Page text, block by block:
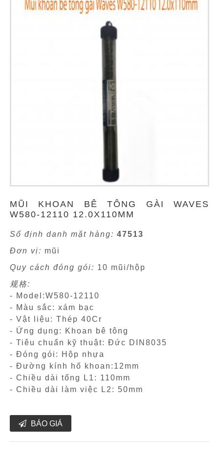
MŨI KHOAN BÊ TÔNG GÀI WAVES
W580-12110 12.0X110MM
Số định danh mặt hàng: 47513
Đơn vị: mũi
Quy cách đóng gói: 10 mũi/hộp
规格:
- Model:W580-12110
- Màu sắc: xám bạc
- Vật liệu: Thép 40Cr
- Ứng dụng: Khoan bê tông
- Tiêu chuẩn kỹ thuật: Đức DIN8035
- Đóng gói: Hộp nhựa
- Đường kính hố khoan:12mm
- Chiều dài tổng L1: 110mm
- Chiều dài làm việc L2: 50mm
BÁO GIÁ